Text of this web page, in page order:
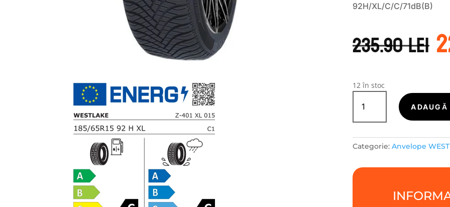
92H/XL/C/C/71dB(B)
235.90leia
12 în stoc
Cantitate
WestLake
ALLSEASON
Z-
401
185/65R15
92H
Categorie: Anvelope